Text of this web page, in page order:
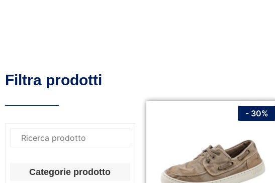
Filtra prodotti
Categorie prodotto
- 30%